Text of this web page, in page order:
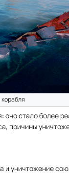
стало более
причины
и уничтожение